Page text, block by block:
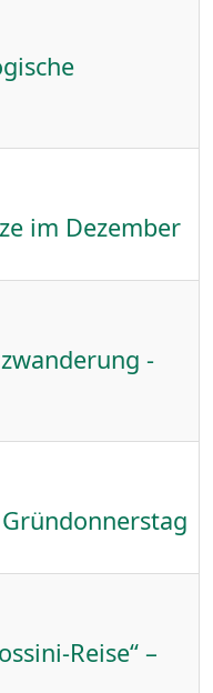
im Dezember
-
Reise“ –